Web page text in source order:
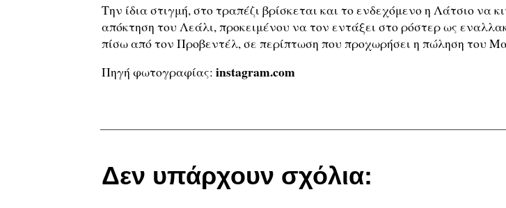
Την ίδια στιγμή, στο τραπέζι βρίσκεται και το ενδεχόμενο η Λάτσιο να
απόκτηση του Λεάλι, προκειμένου να τον εντάξει στο ρόστερ ως
πίσω από τον Προβεντέλ, σε περίπτωση που προχωρήσει η πώληση του
Πηγή φωτογραφίας: instagram.com
Δεν υπάρχουν σχόλια: